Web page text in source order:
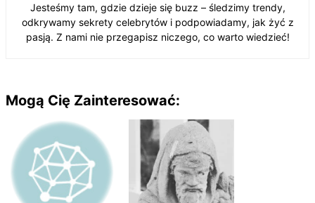
Jesteśmy tam, gdzie dzieje się buzz – śledzimy trendy,
odkrywamy sekrety celebrytów i podpowiadamy, jak żyć z
pasją. Z nami nie przegapisz niczego, co warto wiedzieć!
Mogą Cię Zainteresować: